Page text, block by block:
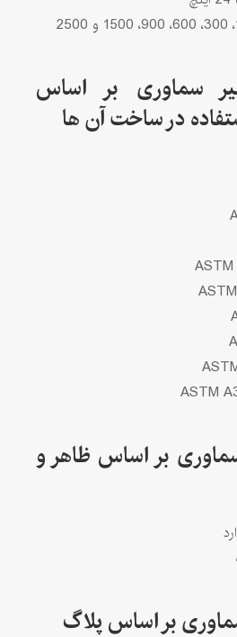
سماوری بر اساس
درساخت آن ها
ASTM
بر اساس ظاهر و
بر اساس پلاگ